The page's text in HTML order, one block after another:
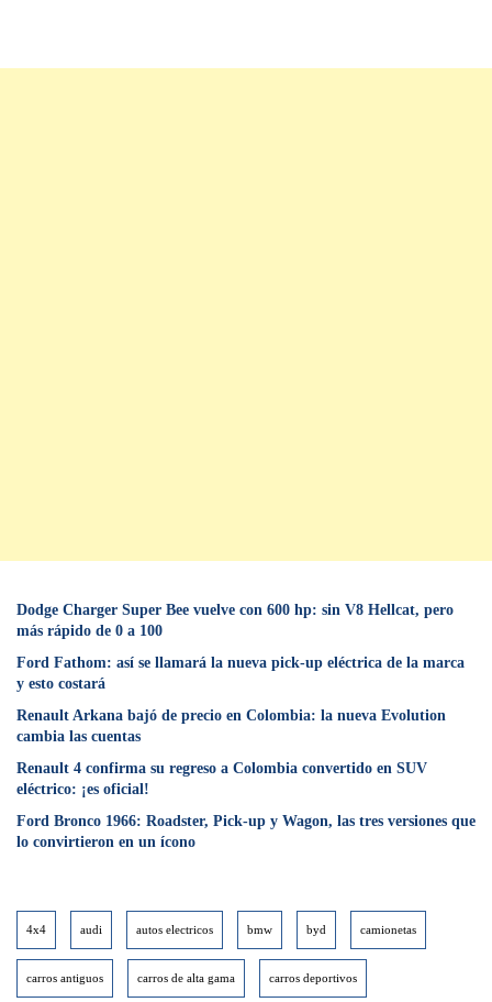
Dodge Charger Super Bee vuelve con 600 hp: sin V8 Hellcat, pero
más rápido de 0 a 100
Ford Fathom: así se llamará la nueva pick-up eléctrica de la marca
y esto costará
Renault Arkana bajó de precio en Colombia: la nueva Evolution
cambia las cuentas
Renault 4 confirma su regreso a Colombia convertido en SUV
eléctrico: ¡es oficial!
Ford Bronco 1966: Roadster, Pick-up y Wagon, las tres versiones que
lo convirtieron en un ícono
4x4 audi autos electricos bmw byd camionetas
carros antiguos carros de alta gama carros deportivos